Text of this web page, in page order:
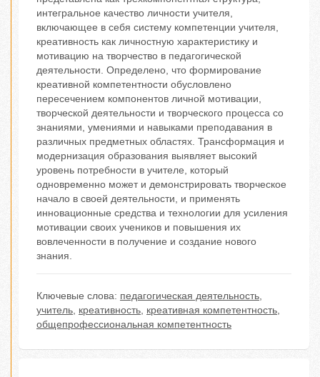
интегральное качество личности учителя,
включающее в себя систему компетенции учителя,
креативность как личностную характеристику и
мотивацию на творчество в педагогической
деятельности. Определено, что формирование
креативной компетентности обусловлено
пересечением компонентов личной мотивации,
творческой деятельности и творческого процесса со
знаниями, умениями и навыками преподавания в
различных предметных областях. Трансформация и
модернизация образования выявляет высокий
уровень потребности в учителе, который
одновременно может и демонстрировать творческое
начало в своей деятельности, и применять
инновационные средства и технологии для усиления
мотивации своих учеников и повышения их
вовлеченности в получение и создание нового
знания.
Ключевые слова: педагогическая деятельность,
учитель, креативность, креативная компетентность,
общепрофессиональная компетентность